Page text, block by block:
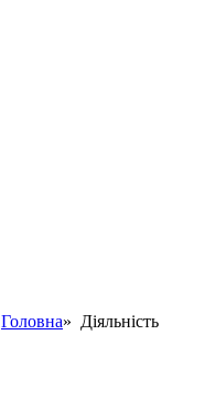
Головна» Діяльність